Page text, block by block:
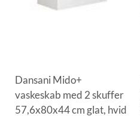
Dansani Mido+
vaskeskab med 2 skuffer
57,6x80x44 cm glat, hvid